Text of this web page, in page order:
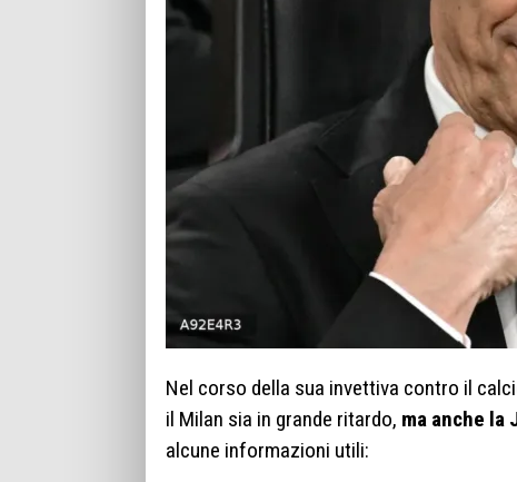
Nel corso della sua invettiva contro il
il Milan sia in grande ritardo, ma anche la
alcune informazioni utili: